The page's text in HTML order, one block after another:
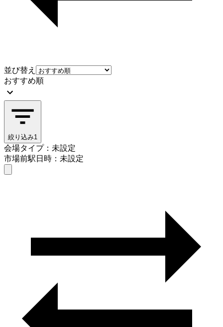
並び替え
おすすめ順
絞り込み1
会場タイプ：未設定
市場前駅日時：未設定